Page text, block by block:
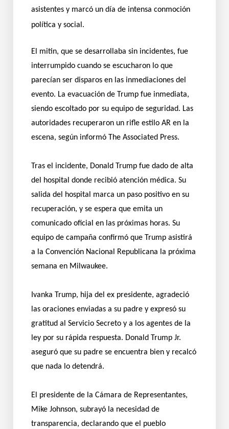
asistentes y marcó un día de intensa conmoción
política y social.
El mitin, que se desarrollaba sin incidentes, fue
interrumpido cuando se escucharon lo que
parecían ser disparos en las inmediaciones del
evento. La evacuación de Trump fue inmediata,
siendo escoltado por su equipo de seguridad. Las
autoridades recuperaron un rifle estilo AR en la
escena, según informó The Associated Press.
Tras el incidente, Donald Trump fue dado de alta
del hospital donde recibió atención médica. Su
salida del hospital marca un paso positivo en su
recuperación, y se espera que emita un
comunicado oficial en las próximas horas. Su
equipo de campaña confirmó que Trump asistirá
a la Convención Nacional Republicana la próxima
semana en Milwaukee.
Ivanka Trump, hija del ex presidente, agradeció
las oraciones enviadas a su padre y expresó su
gratitud al Servicio Secreto y a los agentes de la
ley por su rápida respuesta. Donald Trump Jr.
aseguró que su padre se encuentra bien y recalcó
que nada lo detendrá.
El presidente de la Cámara de Representantes,
Mike Johnson, subrayó la necesidad de
transparencia, declarando que el pueblo